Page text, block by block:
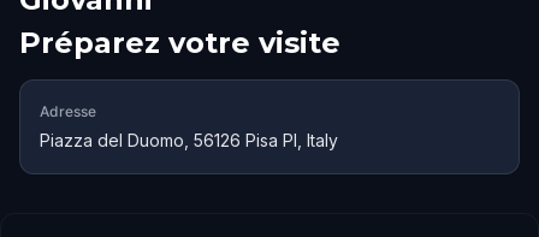
Préparez votre visite
Adresse
Piazza del Duomo, 56126 Pisa PI, Italy